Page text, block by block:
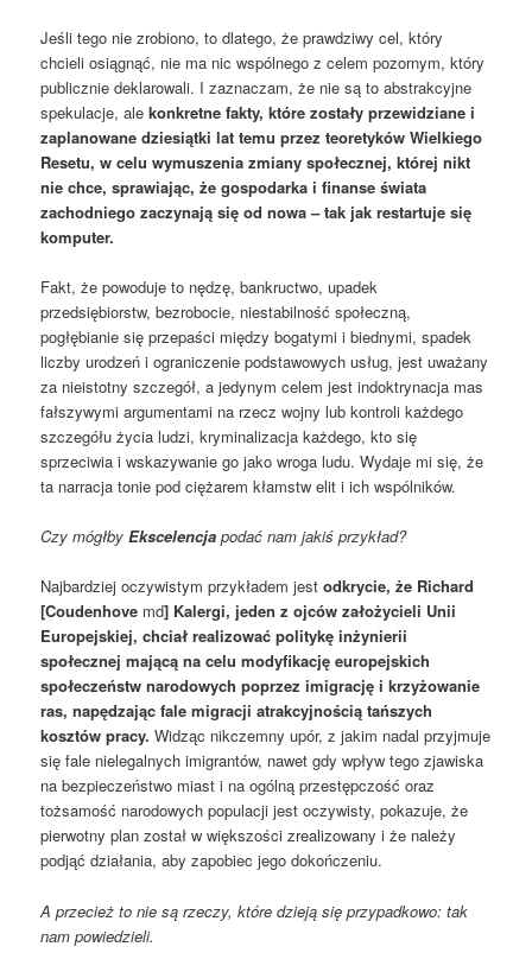
Jeśli tego nie zrobiono, to dlatego, że prawdziwy cel, który
chcieli osiągnąć, nie ma nic wspólnego z celem pozornym, który
publicznie deklarowali. I zaznaczam, że nie są to abstrakcyjne
spekulacje, ale konkretne fakty, które zostały przewidziane i
zaplanowane dziesiątki lat temu przez teoretyków Wielkiego
Resetu, w celu wymuszenia zmiany społecznej, której nikt
nie chce, sprawiając, że gospodarka i finanse świata
zachodniego zaczynają się od nowa – tak jak restartuje się
komputer.
Fakt, że powoduje to nędzę, bankructwo, upadek
przedsiębiorstw, bezrobocie, niestabilność społeczną,
pogłębianie się przepaści między bogatymi i biednymi, spadek
liczby urodzeń i ograniczenie podstawowych usług, jest uważany
za nieistotny szczegół, a jedynym celem jest indoktrynacja mas
fałszywymi argumentami na rzecz wojny lub kontroli każdego
szczegółu życia ludzi, kryminalizacja każdego, kto się
sprzeciwia i wskazywanie go jako wroga ludu. Wydaje mi się, że
ta narracja tonie pod ciężarem kłamstw elit i ich wspólników.
Czy mógłbyEkscelencja podać nam jakiś przykład?
Najbardziej oczywistym przykładem jestodkrycie, że Richard
[Coudenhove md] Kalergi, jeden z ojców założycieli Unii
Europejskiej, chciał realizować politykę inżynierii
społecznej mającą na celu modyfikację europejskich
społeczeństw narodowych poprzez imigrację i krzyżowanie
ras, napędzając fale migracji atrakcyjnością tańszych
kosztów pracy. Widząc nikczemny upór, z jakim nadal przyjmuje
się fale nielegalnych imigrantów, nawet gdy wpływ tego zjawiska
na bezpieczeństwo miast i na ogólną przestępczość oraz
tożsamość narodowych populacji jest oczywisty, pokazuje, że
pierwotny plan został w większości zrealizowany i że należy
podjąć działania, aby zapobiec jego dokończeniu.
A przecież to nie są rzeczy, które dzieją się przypadkowo: tak
nam powiedzieli.